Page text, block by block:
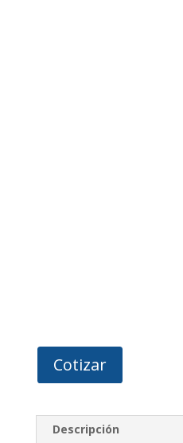
Cotizar
Descripción